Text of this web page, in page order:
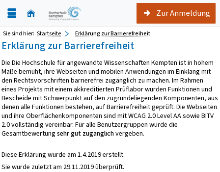
Zur Anmeldung
Sie sind hier: Startseite Erklärung zur Barrierefreiheit
Erklärung zur Barrierefreiheit
Die Die Hochschule für angewandte Wissenschaften Kempten ist in hohem
Maße bemüht, ihre Webseiten und mobilen Anwendungen im Einklang mit
den Rechtsvorschriften barrierefrei zugänglich zu machen. Im Rahmen
eines Projekts mit einem akkreditierten Prüflabor wurden Funktionen und
Bescheide mit Schwerpunkt auf den zugrundeliegenden Komponenten, aus
denen alle Funktionen bestehen, auf Barrierefreiheit geprüft. Die Webseiten
und ihre Oberflächenkomponenten sind mit WCAG 2.0 Level AA sowie BITV
2.0 vollständig vereinbar. Für alle Benutzergruppen wurde die
Gesamtbewertung sehr gut zugänglichvergeben.
Diese Erklärung wurde am 1.4.2019 erstellt.
Sie wurde zuletzt am 29.11.2019 überprüft.